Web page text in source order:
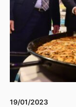
19/01/2023